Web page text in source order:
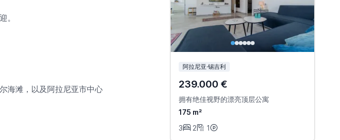
。
海滩，以及阿拉尼亚市中心
阿拉尼亚·锡吉利
239.000 €
拥有绝佳视野的漂亮顶层公寓
175 m²
3
2 1